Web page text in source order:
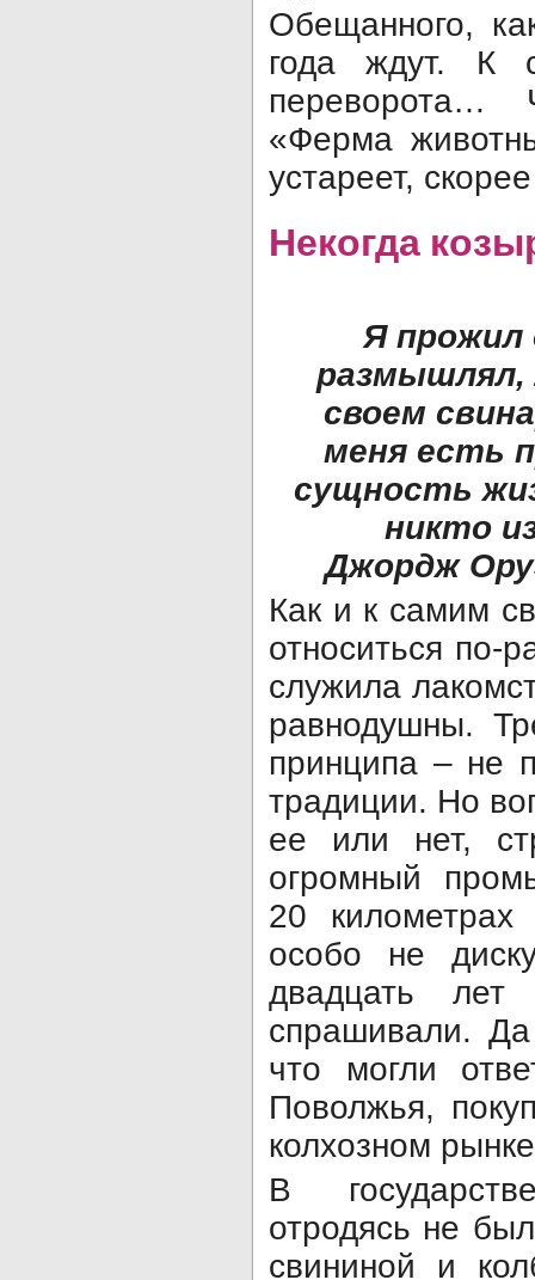
Обещанного,
года ждут. К
переворота…
«Ферма
устареет,
Некогда
Я прожил
размышлял,
своем
меня есть
сущность
никто
Джордж
Как и к самим
относиться по-
служила
равнодушны.
принципа – не
традиции. Но
ее или нет,
огромный
20 километрах
особо не
двадцать
спрашивали.
что могли
Поволжья,
колхоз­ном
В
отродясь не
свининой и